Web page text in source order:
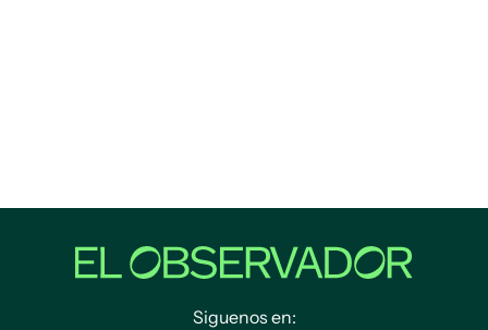
Siguenos en: